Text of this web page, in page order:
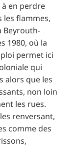
en perdre
les flammes,
Beyrouth-
1980, où la
permet ici
qui
alors que les
non loin
les rues.
renversant,
comme des